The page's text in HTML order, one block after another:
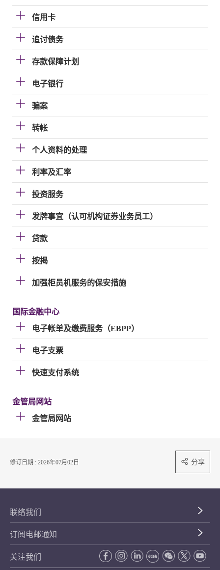
信用卡
追讨债务
存款保障计划
电子银行
骗案
转帐
个人资料的处理
利率及汇率
投资服务
发牌事宜（认可机构证券业务员工）
贷款
按揭
加强柜员机服务的保安措施
国际金融中心
电子帐单及缴费服务（EBPP）
电子支票
快速支付系统
金管局网站
金管局网站
修订日期 : 2026年07月02日 分享
联络我们
订阅电邮通知
关注我们